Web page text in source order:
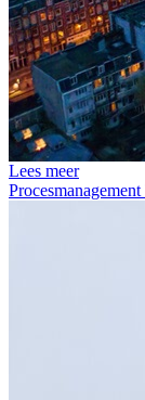
Lees meer